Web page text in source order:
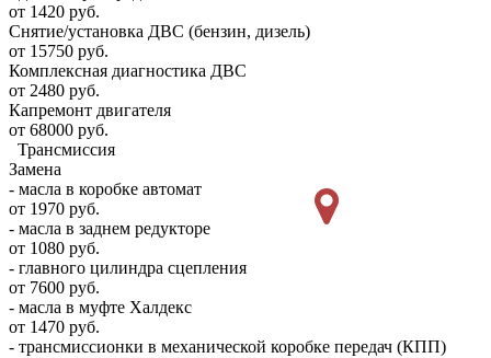
от 1420 руб.
Снятие/установка ДВС (бензин, дизель)
от 15750 руб.
Комплексная диагностика ДВС
от 2480 руб.
Капремонт двигателя
от 68000 руб.
Трансмиссия
Замена
- масла в коробке автомат
от 1970 руб.
- масла в заднем редукторе
от 1080 руб.
- главного цилиндра сцепления
от 7600 руб.
- масла в муфте Халдекс
от 1470 руб.
- трансмиссионки в механической коробке передач (КПП)